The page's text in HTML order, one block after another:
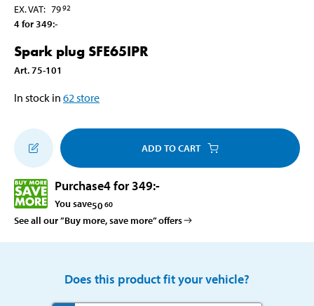
EX. VAT: 7992
4 for 349:-
Spark plug SFE65IPR
Art.75-101
In stock in 62 store
ADD TO CART
Purchase4 for 349:-
You save50 60
See all our ”Buy more, save more” offers
Does this product fit your vehicle?